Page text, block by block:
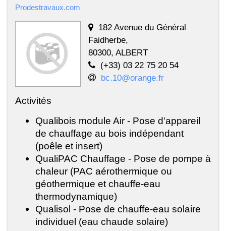
Prodestravaux.com
182 Avenue du Général
Faidherbe,
80300, ALBERT
(+33) 03 22 75 20 54
bc.10@orange.fr
Activités
Qualibois module Air - Pose d'appareil
de chauffage au bois indépendant
(poêle et insert)
QualiPAC Chauffage - Pose de pompe à
chaleur (PAC aérothermique ou
géothermique et chauffe-eau
thermodynamique)
Qualisol - Pose de chauffe-eau solaire
individuel (eau chaude solaire)